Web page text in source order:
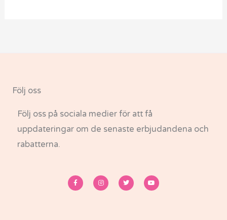
Följ oss
Följ oss på sociala medier för att få
uppdateringar om de senaste erbjudandena och
rabatterna.
a
c
e
n
s
t
w
i
t
o
u
t